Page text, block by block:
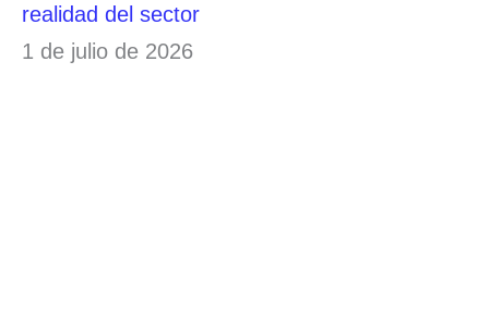
realidad del sector
1 de julio de 2026